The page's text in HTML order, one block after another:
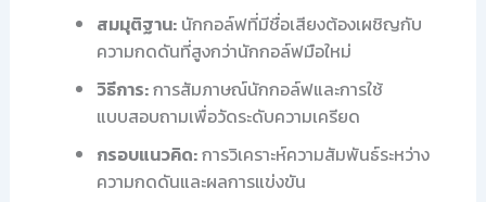
สมมุติฐาน:นักกอล์ฟที่มีชื่อเสียงต้องเผชิญกับ
ความกดดันที่สูงกว่านักกอล์ฟมือใหม่
วิธีการ:การสัมภาษณ์นักกอล์ฟและการใช้
แบบสอบถามเพื่อวัดระดับความเครียด
กรอบแนวคิด:การวิเคราะห์ความสัมพันธ์ระหว่าง
ความกดดันและผลการแข่งขัน